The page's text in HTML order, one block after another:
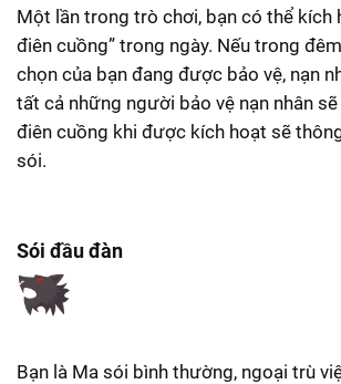
Một lần trong trò chơi, bạn có thể kích
điên cuồng” trong ngày. Nếu trong
chọn của bạn đang được bảo vệ, nạn
tất cả những người bảo vệ nạn nhân
điên cuồng khi được kích hoạt sẽ
sói.
Sói đầu đàn
Bạn là Ma sói bình thường, ngoại trù